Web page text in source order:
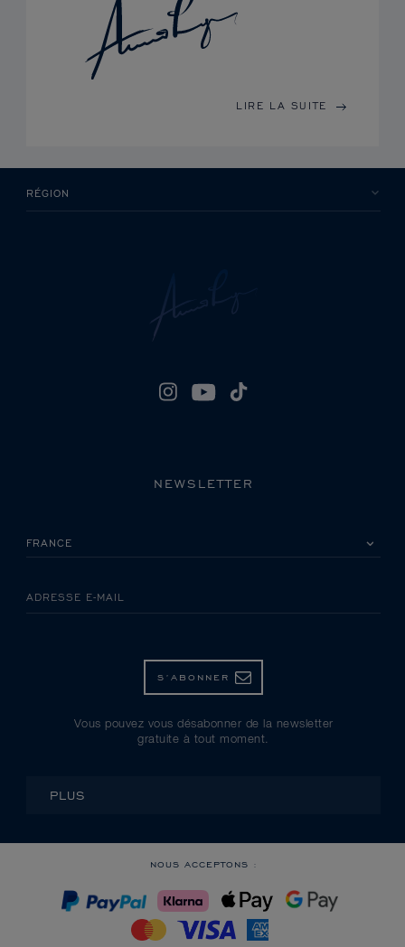
LIRE LA SUITE
RÉGION
NEWSLETTER
ADRESSE E-MAIL
S’ABONNER
Vous pouvez vous désabonner de la newsletter
gratuite à tout moment.
PLUS
NOUS ACCEPTONS :